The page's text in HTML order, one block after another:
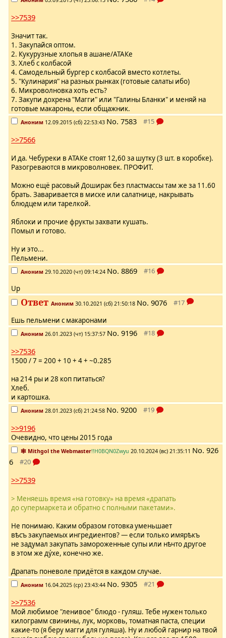
>>7539
Значит так.
1. Закупайся оптом.
2. Кукурузные хлопья в ашане/АТАКе
3. Хлеб с колбасой
4. Самодельный бургер с колбасой вместо котлеты.
5. "Кулинария" на разных рынках (готовые салаты ибо)
6. Микроволновка хоть есть?
7. Закупи дохрена "Магги" или "Галины Бланки" и меняй на
готовые макароны, если общажник.
Аноним 12.09.2015 (сб) 22:53:43 No. 7583
>>7566
И да. Чебуреки в АТАКе стоят 12,60 за шутку (3 шт. в коробке).
Разогреваются в микроволновек. ПРОФИТ.
Можно ещё расовый Доширак без пластмассы там же за 11.60
брать. Заваривается в миске или салатнице, накрывать
блюдцем или тарелкой.
Яблоки и прочие фрукты захвати кушать.
Помыл и готово.
Ну и это...
Пельмени.
Аноним 29.10.2020 (чт) 09:14:24 No. 8869
Up
Ответ Аноним 30.10.2021 (сб) 21:50:18 No. 9076
Ешь пельмени с макаронами
Аноним 26.01.2023 (чт) 15:37:57 No. 9196
>>7536
1500 / 7 = 200 + 10 + 4 + ~0.285
на 214 ры и 28 коп питаться?
Хлеб.
и картошка.
Аноним 28.01.2023 (сб) 21:24:58 No. 9200
>>9196
Очевидно, что цены 2015 года
🕸️ Mithgol the Webmaster!!H0BQN0Zwyu 20.10.2024 (вс) 21:35:11 No. 926
6
>>7539
> Меняешь время «на готовку» на время «драпать
до супермаркета и обратно с полными пакетами».
Не понимаю. Каким образом готовка уменьшает
вѣсъ закупаемых ингредиентов? — если только имярѣкъ
не задумал закупать замороженные супы или нѣчто другое
в этом же дýхе, конечно же.
Драпать поневоле придётся в каждом случае.
Аноним 16.04.2025 (ср) 23:43:44 No. 9305
>>7536
Мой любимое "ленивое" блюдо - гуляш. Тебе нужен только
килограмм свинины, лук, морковь, томатная паста, специи
какие-то (я беру магги для гуляша). Ну и любой гарнир на твой